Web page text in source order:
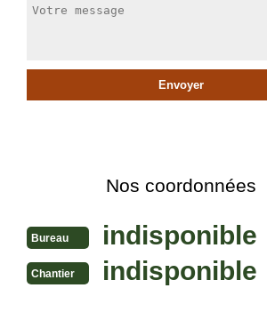
Nos coordonnées
Bureau indisponible
Chantier indisponible